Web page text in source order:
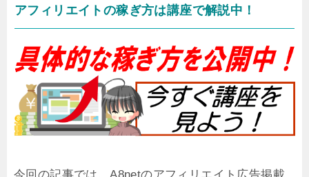
アフィリエイトの稼ぎ方は講座で解説中！
今回の記事では、A8netのアフィリエイト広告掲載